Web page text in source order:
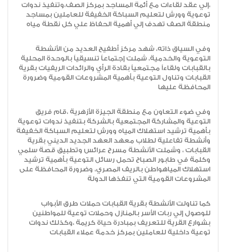
،إلي عقد لقاءات مع أئمة المساجد بمركز الصف،وتنفيذ ندوات
توعوية وورش لتعليم السباكة الخفيفة للعاملين بمساجد
منطقة الصف تهدف إلي أهمية الحفاظ علي كل نقطة مياه
وفي السياق ذاته، شهد مركز أطفيح العديد من الأنشطة
التوعوية والخدمية، شملت إجتماعاً تنسيقياً بالوحدة المحلية
بالقبابات ولقاءاً مجتمعياً بقادة الرأي والرائدات الريفيات بقرية
القبابات وتناول التوعية بأهمية المشروعات القومية وضرورة
المحافظة عليها
وفي ضوء التعاون مع منطقة الجيزة الأزهرية ،قام فريق
التوعية والمشاركة المجتمعية بالشركة بتنفيذ ندوات توعوية
بأهمية ترشيد استهلاك المياه وورش لتعليم السباكة الخفيفة
وأنشطة تفاعلية لطلاب معهد العهد الجديد الديني بقرية
القبابات ، وشملت الأنشطة مسرح عرائس وتطبيق قصة سلمي
وكلمة في طابور الصباح تحمل رسائل التوعية بأهمية ترشيد
استهلاك المياهواطن بالريف المصري، وضرورة المحافظة على
المشروعات القومية التي تنفذها الدولة
كما تناولت الأنشطة بقرية القبابات حملات طرق الأبواب
للوصول إلي ربات الأسر بالمنازل وحملات توعية للمواطنين
بشوارع القرية للتعريف بمبادرة حياة كريمة ،وكذلك ندوات
توعية داخلية للعاملين بمركز خدمة عملاء القبابات